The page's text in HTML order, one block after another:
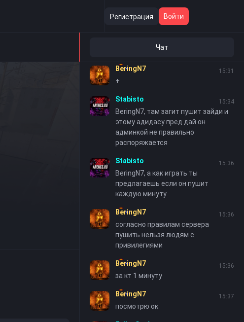
Регистрация Войти
Чат
BeringN7, в тг зайди в бсд
Жесть играть невозможно щас
BeringN7 15:31
+
Stabisto 15:34
BeringN7, там загит пушит зайди и
этому адидасу пред дай он
админкой не правильно
распоряжается
Stabisto 15:36
BeringN7, а как играть ты
предлагаешь если он пушит
каждую минуту
BeringN7 15:36
согласно правилам сервера
пушить нельзя людям с
привилегиями
BeringN7 15:36
за кт 1 минуту
BeringN7 15:37
посмотрю ок